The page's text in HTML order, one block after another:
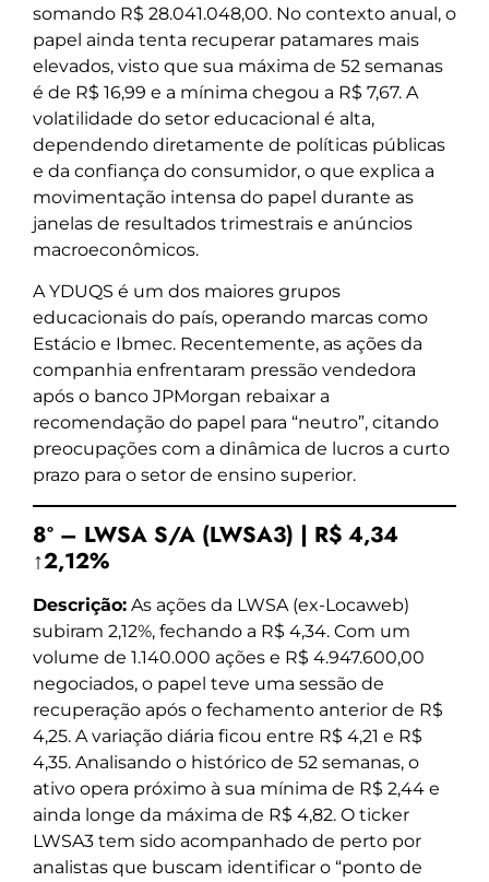
somando R$ 28.041.048,00. No contexto anual, o
papel ainda tenta recuperar patamares mais
elevados, visto que sua máxima de 52 semanas
é de R$ 16,99 e a mínima chegou a R$ 7,67. A
volatilidade do setor educacional é alta,
dependendo diretamente de políticas públicas
e da confiança do consumidor, o que explica a
movimentação intensa do papel durante as
janelas de resultados trimestrais e anúncios
macroeconômicos.
A YDUQS é um dos maiores grupos
educacionais do país, operando marcas como
Estácio e Ibmec. Recentemente, as ações da
companhia enfrentaram pressão vendedora
após o banco JPMorgan rebaixar a
recomendação do papel para “neutro”, citando
preocupações com a dinâmica de lucros a curto
prazo para o setor de ensino superior.
8º – LWSA S/A (LWSA3) | R$ 4,34
↑2,12%
Descrição: As ações da LWSA (ex-Locaweb)
subiram 2,12%, fechando a R$ 4,34. Com um
volume de 1.140.000 ações e R$ 4.947.600,00
negociados, o papel teve uma sessão de
recuperação após o fechamento anterior de R$
4,25. A variação diária ficou entre R$ 4,21 e R$
4,35. Analisando o histórico de 52 semanas, o
ativo opera próximo à sua mínima de R$ 2,44 e
ainda longe da máxima de R$ 4,82. O ticker
LWSA3 tem sido acompanhado de perto por
analistas que buscam identificar o “ponto de